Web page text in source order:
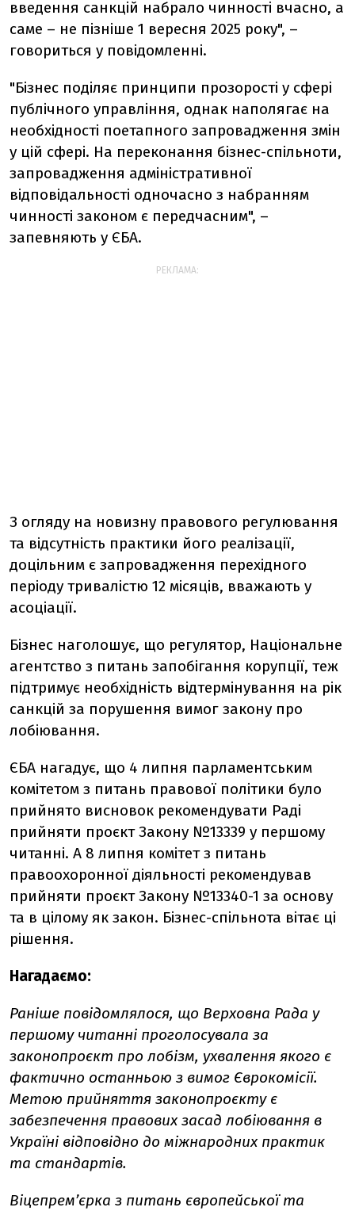
введення санкцій набрало чинності вчасно, а
саме – не пізніше 1 вересня 2025 року", –
говориться у повідомленні.
"Бізнес поділяє принципи прозорості у сфері
публічного управління, однак наполягає на
необхідності поетапного запровадження змін
у цій сфері. На переконання бізнес-спільноти,
запровадження адміністративної
відповідальності одночасно з набранням
чинності законом є передчасним", –
запевняють у ЄБА.
РЕКЛАМА:
З огляду на новизну правового регулювання
та відсутність практики його реалізації,
доцільним є запровадження перехідного
періоду тривалістю 12 місяців, вважають у
асоціації.
Бізнес наголошує, що регулятор, Національне
агентство з питань запобігання корупції, теж
підтримує необхідність відтермінування на рік
санкцій за порушення вимог закону про
лобіювання.
ЄБА нагадує, що 4 липня парламентським
комітетом з питань правової політики було
прийнято висновок рекомендувати Раді
прийняти проєкт Закону №13339 у першому
читанні. А 8 липня комітет з питань
правоохоронної діяльності рекомендував
прийняти проєкт Закону №13340-1 за основу
та в цілому як закон. Бізнес-спільнота вітає ці
рішення.
Нагадаємо:
Раніше повідомлялося, що Верховна Рада у
першому читанні проголосувала за
законопроєкт про лобізм, ухвалення якого є
фактично останньою з вимог Єврокомісії.
Метою прийняття законопроєкту є
забезпечення правових засад лобіювання в
Україні відповідно до міжнародних практик
та стандартів.
Віцепрем’єрка з питань європейської та